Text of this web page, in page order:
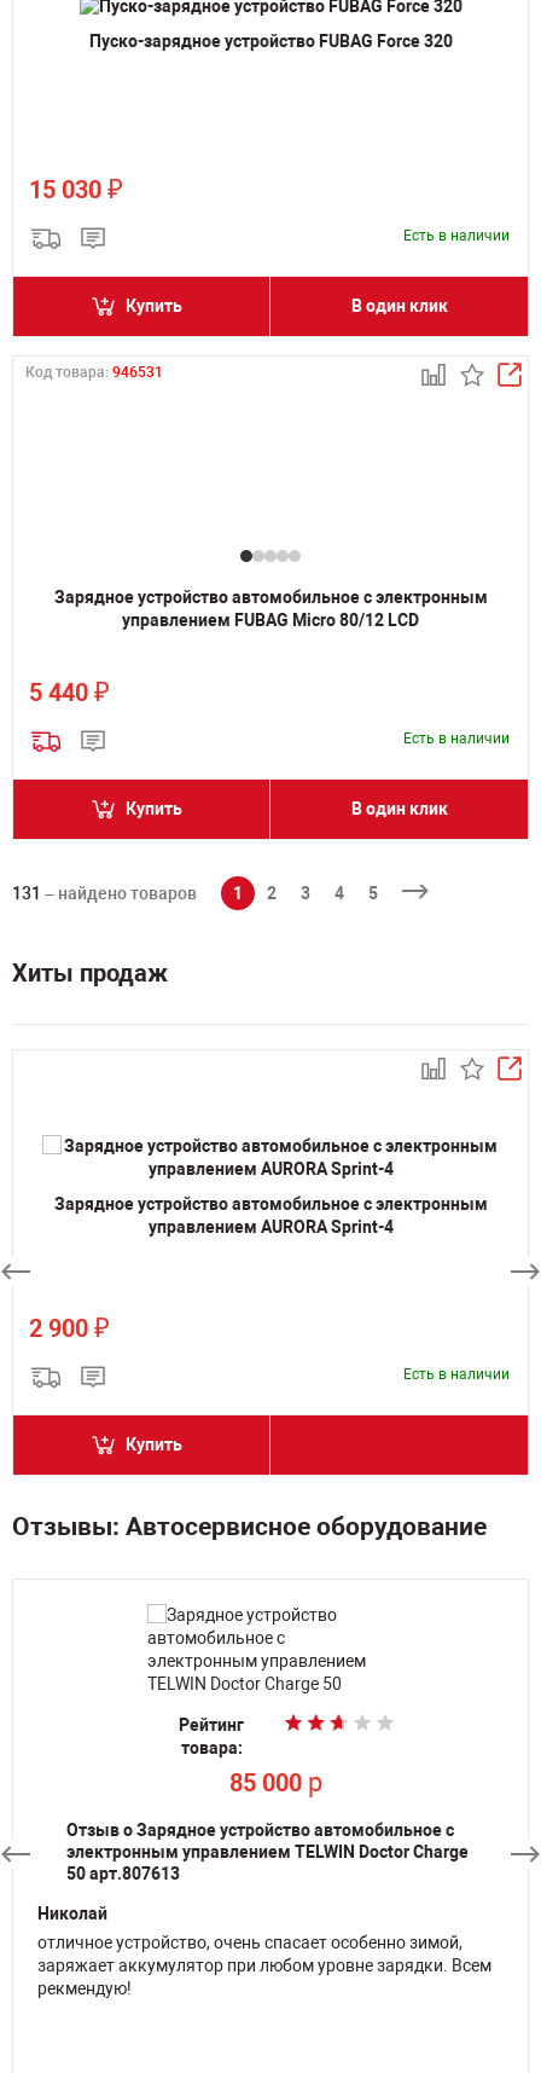
Пуско-зарядное устройство FUBAG Force 320
15 030 ₽
Есть в наличии
Купить В один клик
Код товара: 946531
Зарядное устройство автомобильное с электронным
управлением FUBAG Micro 80/12 LCD
5 440 ₽
Есть в наличии
Купить В один клик
131 – найдено товаров 1 2 3 4 5
Хиты продаж
Зарядное устройство автомобильное с электронным
управлением AURORA Sprint-4
2 900 ₽
Есть в наличии
Купить
Отзывы: Автосервисное оборудование
Рейтинг
товара:
85 000 p
Отзыв о Зарядное устройство автомобильное с
электронным управлением TELWIN Doctor Charge
50 арт.807613
Николай
отличное устройство, очень спасает особенно зимой,
заряжает аккумулятор при любом уровне зарядки. Всем
рекмендую!
Рейтинг
товара:
15 000 p
Рейтинг
товара:
15 000 p
товара:
31 400
товара:
31 400
товара:
53 000
товара:
54 000
Рейтинг
товара:
По запросу
Рейтинг
По запросу
Рейтинг
36 300 p